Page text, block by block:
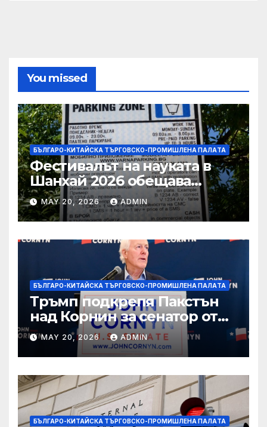
You missed
БЪЛГАРО-КИТАЙСКА ТЪРГОВСКО-ПРОМИШЛЕНА ПАЛAТА
Фестивалът на науката в
Шанхай 2026 обещава
вълнуващи научно-
технологични иновации
MAY 20, 2026 ADMIN
БЪЛГАРО-КИТАЙСКА ТЪРГОВСКО-ПРОМИШЛЕНА ПАЛAТА
Тръмп подкрепя Пакстън
над Корнин за сенатор от
Тексас в шокираща
подкрепа
MAY 20, 2026 ADMIN
БЪЛГАРО-КИТАЙСКА ТЪРГОВСКО-ПРОМИШЛЕНА ПАЛAТА